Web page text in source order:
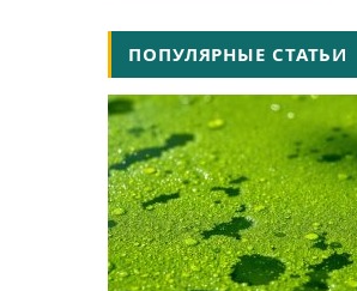
ПОПУЛЯРНЫЕ СТАТЬИ